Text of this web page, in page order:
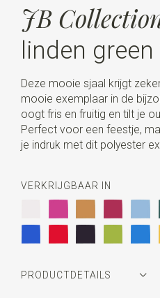
JB
linden
Deze mooie sjaal krijgt
mooie exemplaar in de
oogt fris en fruitig en tilt je
Perfect voor een feestje,
je indruk met dit polyester
VERKRIJGBAAR IN
PRODUCTDETAILS